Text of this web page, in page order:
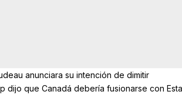
anunciara su intención de dimitir
dijo que Canadá debería fusionarse con